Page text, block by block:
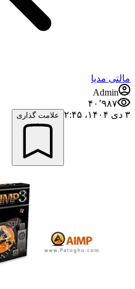
مالتی مدیا
Admin
۴۰٬۹۸۷
۳ دی ۱۴۰۴،‏ ۲:۴۵
علامت گذاری